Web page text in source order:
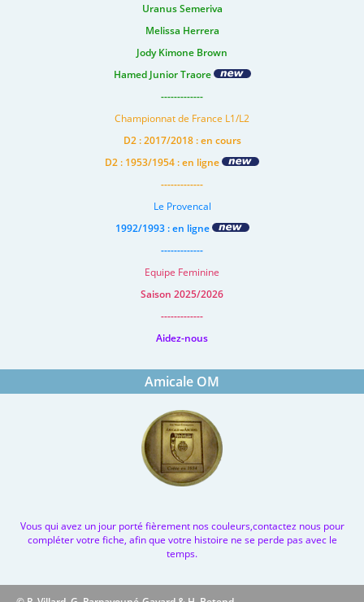
Uranus Semeriva
Melissa Herrera
Jody Kimone Brown
Hamed Junior Traore
-------------
Championnat de France L1/L2
D2 : 2017/2018 : en cours
D2 : 1953/1954 : en ligne
-------------
Le Provencal
1992/1993 : en ligne
-------------
Equipe Feminine
Saison 2025/2026
-------------
Aidez-nous
Amicale OM
Vous qui avez un jour porté fièrement nos couleurs,contactez nous pour
compléter votre fiche, afin que votre histoire ne se perde pas avec le
temps.